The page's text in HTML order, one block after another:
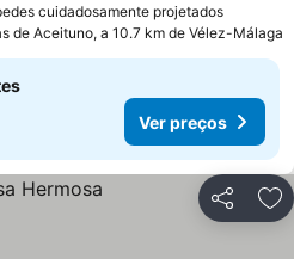
cuidadosamente projetados
de Aceituno, a 10.7 km de Vélez-Málaga
Ver preços
Partilhar